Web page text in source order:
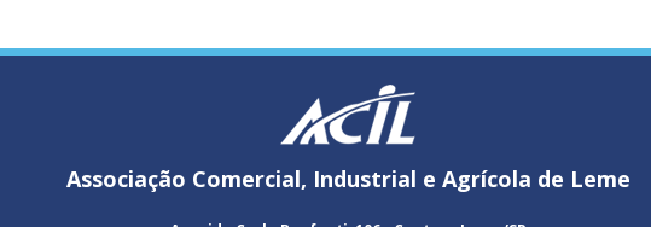
Associação Comercial, Industrial e Agrícola de Leme